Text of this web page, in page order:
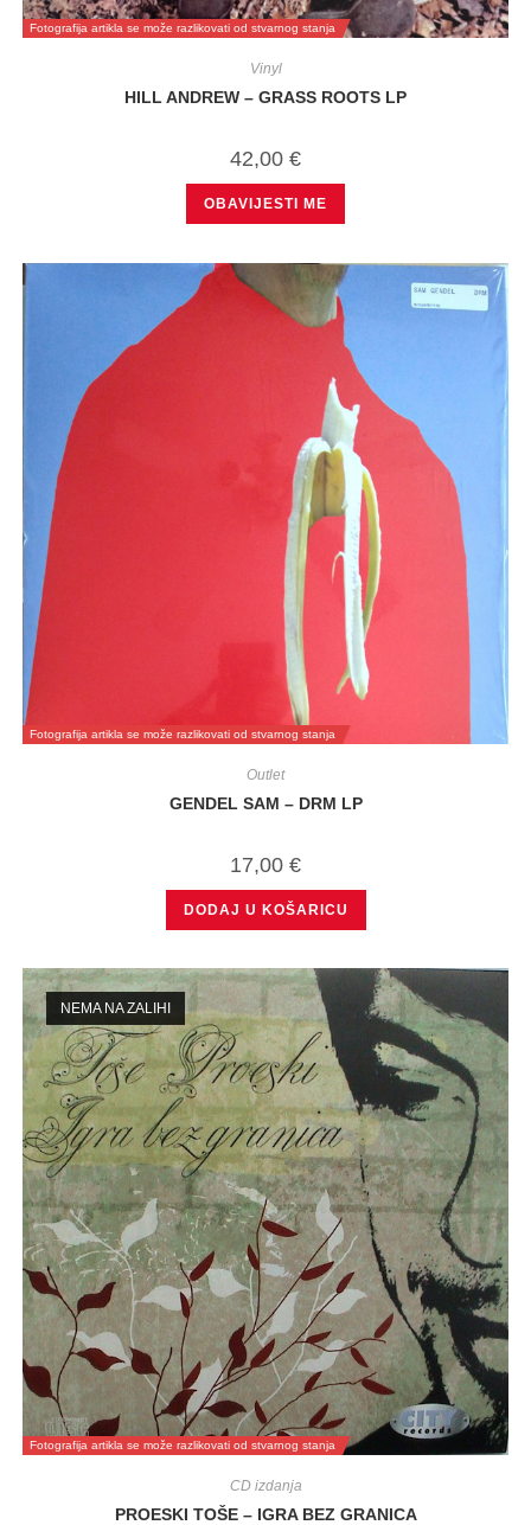
Fotografija artikla se može razlikovati od stvarnog stanja
Vinyl
HILL ANDREW – GRASS ROOTS LP
42,00 €
OBAVIJESTI ME
Fotografija artikla se može razlikovati od stvarnog stanja
Outlet
GENDEL SAM – DRM LP
17,00 €
DODAJ U KOŠARICU
Fotografija artikla se može razlikovati od stvarnog stanja
NEMA NA ZALIHI
CD izdanja
PROESKI TOŠE – IGRA BEZ GRANICA